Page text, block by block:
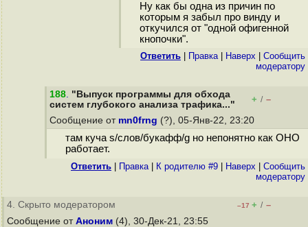
Ну как бы одна из причин по
которым я забыл про винду и
откучился от "одной офигенной
кнопочки".
Ответить Правка| Наверх
Cообщить
модератору
188. "Выпуск программы для обхода
систем глубокого анализа трафика..."
+ / –
Сообщение от mn0frng (?), 05-Янв-22, 23:20
там куча s/слов/букафф/g но непонятно как ОНО
работает.
Ответить Правка| К родителю #9 Наверх
Cообщить
модератору
4. Скрыто модератором –17 + / –
Сообщение от Аноним (4), 30-Дек-21, 23:55